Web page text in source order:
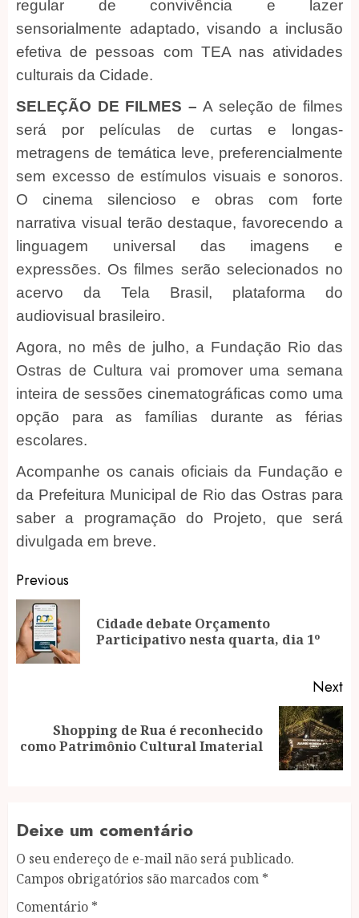
regular de convivência e lazer
sensorialmente adaptado, visando a inclusão
efetiva de pessoas com TEA nas atividades
culturais da Cidade.
SELEÇÃO DE FILMES –A seleção de filmes
será por películas de curtas e longas-
metragens de temática leve, preferencialmente
sem excesso de estímulos visuais e sonoros.
O cinema silencioso e obras com forte
narrativa visual terão destaque, favorecendo a
linguagem universal das imagens e
expressões. Os filmes serão selecionados no
acervo da Tela Brasil, plataforma do
audiovisual brasileiro.
Agora, no mês de julho, a Fundação Rio das
Ostras de Cultura vai promover uma semana
inteira de sessões cinematográficas como uma
opção para as famílias durante as férias
escolares.
Acompanhe os canais oficiais da Fundação e
da Prefeitura Municipal de Rio das Ostras para
saber a programação do Projeto, que será
divulgada em breve.
Post
navigation
Previous
Cidade debate Orçamento
Participativo nesta quarta, dia 1º
Next
post:
Shopping de Rua é reconhecido
como Patrimônio Cultural Imaterial
Deixe um comentário
O seu endereço de e-mail não será publicado.
Campos obrigatórios são marcados com *
Comentário *